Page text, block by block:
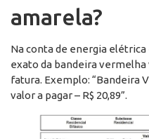
amarela?
Na conta de energia
exato da bandeira
fatura. Exemplo: “Bandeira
valor a pagar – R$ 20,89”.